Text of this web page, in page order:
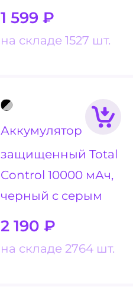
1 599 ₽
на складе 1527 шт.
Аккумулятор
защищенный Total
Control 10000 мАч,
черный с серым
2 190 ₽
на складе 2764 шт.